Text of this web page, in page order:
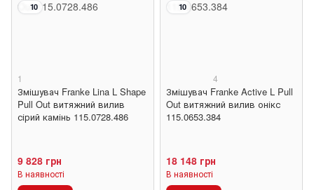
10
1
Змішувач Franke Lina L Shape
Pull Out витяжний вилив
сірий камінь 115.0728.486
9 828 грн
В наявності
10
4
Змішувач Franke Active L Pull
Out витяжний вилив онікс
115.0653.384
18 148 грн
В наявності